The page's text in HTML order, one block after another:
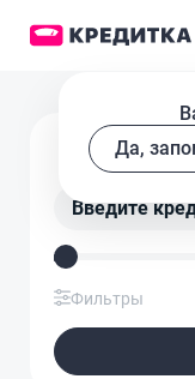
Да,
Введите
Фильтры